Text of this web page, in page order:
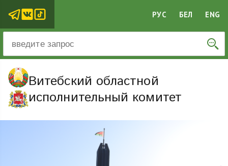
РУС БЕЛ ENG
Витебский областной
исполнительный комитет